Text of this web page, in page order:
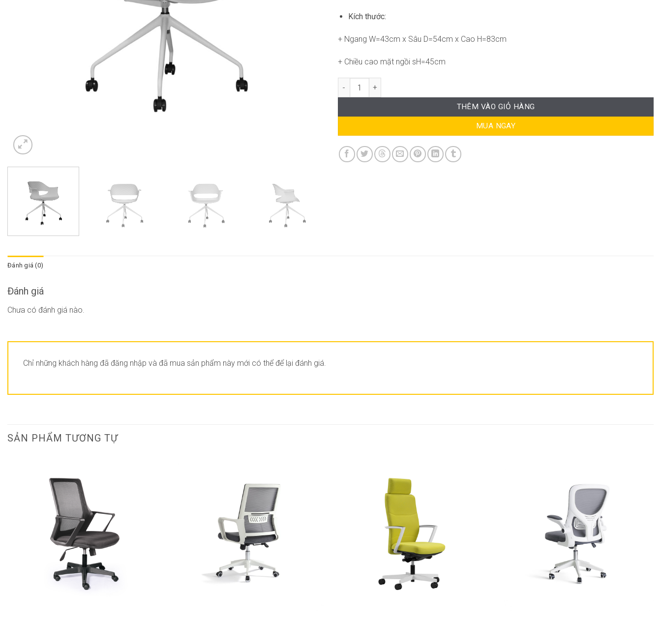
Kích thước:
+ Ngang W=43cm x Sâu D=54cm x Cao H=83cm
+ Chiều cao mặt ngồi sH=45cm
Ghế RPB-WC198 số lượng
THÊM VÀO GIỎ HÀNG
MUA NGAY
Đánh giá (0)
Đánh giá
Chưa có đánh giá nào.
Chỉ những khách hàng đã đăng nhập và đã mua sản phẩm này mới có thể để lại đánh giá.
SẢN PHẨM TƯƠNG TỰ